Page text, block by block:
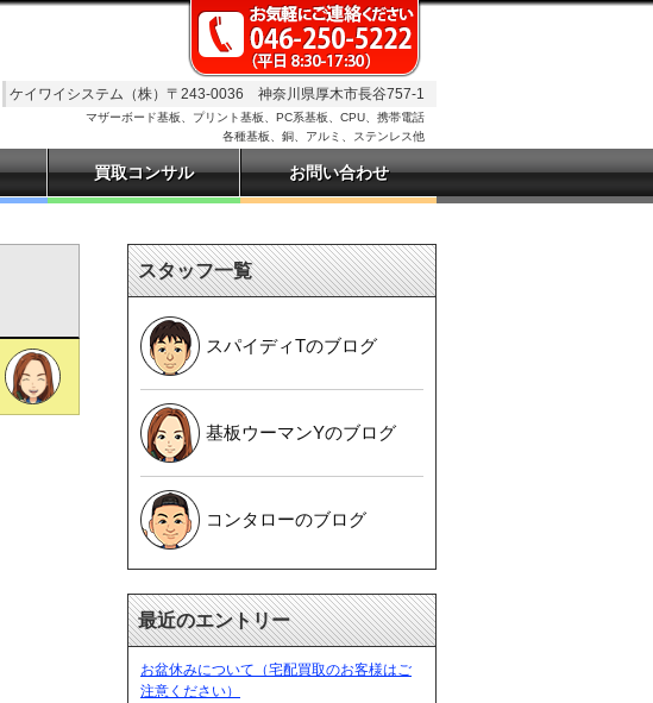
スタッフ一覧
スパイディTのブログ
基板ウーマンYのブログ
コンタローのブログ
最近のエントリー
お盆休みについて（宅配買取のお客様はご
注意ください）
マザーボード基板、プリント基板、PC系基板、CPU、携帯電話
各種基板、銅、アルミ、ステンレス他
ケイワイシステム（株）〒243-0036 神奈川県厚木市長谷757-1
買取コンサル お問い合わせ